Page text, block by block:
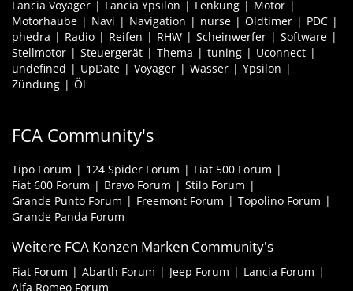
Lancia Voyager
Lancia Ypsilon Lenkung
Motor
Motorhaube
Navi Navigation nurse Oldtimer
PDC
phedra
Radio Reifen RHW Scheinwerfer
Software
Stellmotor
Steuergerät Thema tuning
Uconnect
undefined
UpDate Voyager Wasser
Ypsilon
Zündung
Öl
FCA Community's
Tipo Forum 124 Spider Forum
Fiat 500 Forum
Fiat 600 Forum
Bravo Forum
Stilo Forum
Grande Punto Forum
Freemont Forum
Topolino Forum
Grande Panda Forum
Weitere FCA Konzen Marken Community's
Fiat Forum Abarth Forum Jeep Forum
Lancia Forum
Alfa Romeo Forum